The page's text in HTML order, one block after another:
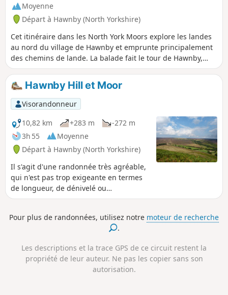
Moyenne
Départ à Hawnby (North Yorkshire)
Cet itinéraire dans les North York Moors explore les landes
au nord du village de Hawnby et emprunte principalement
des chemins de lande. La balade fait le tour de Hawnby,
Bilsdale West et Wetherhouse Moors et offre des vues sur le
haut Ryedale, Bilsdale et Ladhill Gill.
Hawnby Hill et Moor
Visorandonneur
10,82 km
+283 m
-272 m
3h 55
Moyenne
Départ à Hawnby (North Yorkshire)
Il s'agit d'une randonnée très agréable,
qui n'est pas trop exigeante en termes
de longueur, de dénivelé ou
d'orientation. Elle suit de bons sentiers
agricoles tranquilles et comporte une
section à travers la lande sur un sentier
variés, superbes vues depuis le sommet
de Hawnby Hill et charmant pub de
campagne en cours de route. Remarque
Pour plus de randonnées, utilisez notre moteur de recherche
.
Les descriptions et la trace GPS de ce circuit restent la
propriété de leur auteur. Ne pas les copier sans son
autorisation.